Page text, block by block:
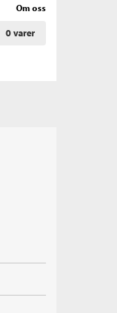
Om oss
0varer